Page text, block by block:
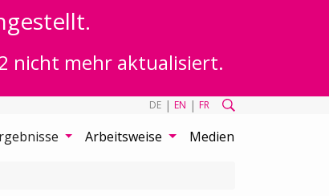
nicht mehr aktualisiert.
DE | EN | FR
Arbeitsweise Medien